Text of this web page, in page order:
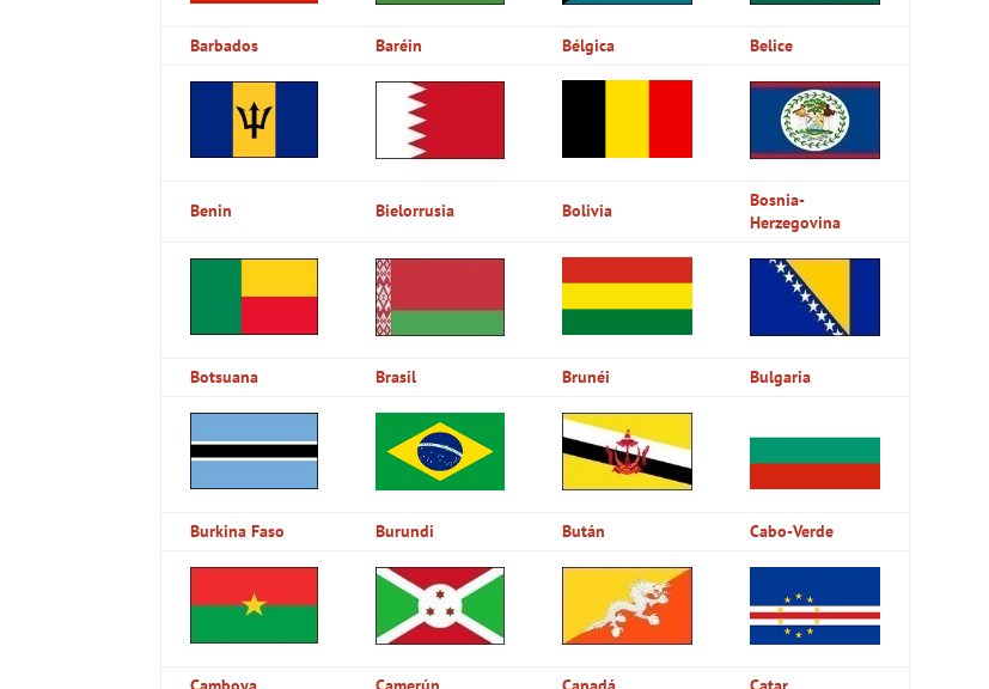
Barbados Baréin Bélgica Belice
Benin Bielorrusia Bolivia
Bosnia-
Herzegovina
Botsuana Brasil Brunéi Bulgaria
Burkina Faso Burundi Bután Cabo-Verde